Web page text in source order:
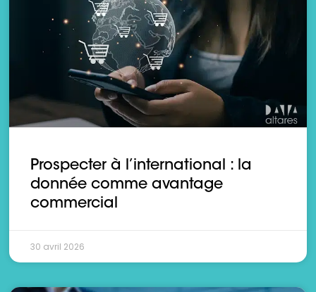
Prospecter à l’international : la
donnée comme avantage
commercial
30 avril 2026